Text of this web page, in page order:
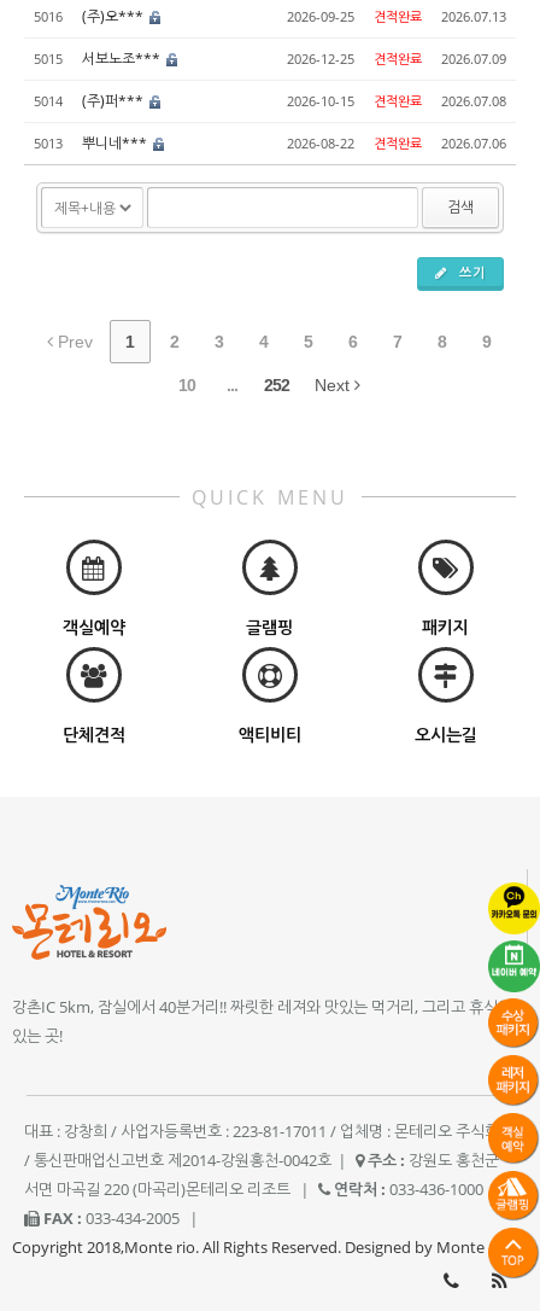
5016 (주)오*** 2026-09-25 견적완료 2026.07.13
5015 서보노조*** 2026-12-25 견적완료 2026.07.09
5014 (주)퍼*** 2026-10-15 견적완료 2026.07.08
5013 뿌니네*** 2026-08-22 견적완료 2026.07.06
검색
쓰기
Prev 1 2 3 4 5 6 7 8 9
10 ... 252 Next
QUICK MENU
객실예약 글램핑 패키지
단체견적 액티비티 오시는길
강촌IC 5km, 잠실에서 40분거리!! 짜릿한 레져와 맛있는 먹거리, 그리고 휴식이
있는 곳!
대표 : 강창희 / 사업자등록번호 : 223-81-17011 / 업체명 : 몬테리오 주식회사
/ 통신판매업신고번호 제2014-강원홍천-0042호 | 주소 : 강원도 홍천군
서면 마곡길 220 (마곡리)몬테리오 리조트
| 연락처 : 033-436-1000
|
FAX : 033-434-2005
|
Copyright 2018,Monte rio. All Rights Reserved. Designed by Monte rio.